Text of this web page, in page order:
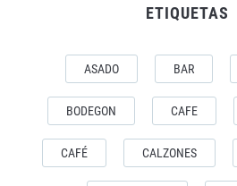
ETIQUETAS
ASADO BAR
BODEGON CAFE
CAFÉ CALZONES